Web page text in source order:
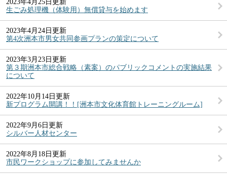
2023年4月25日更新
生ごみ処理機（体験用）無償貸与を始めます
2023年4月24日更新
第4次洲本市男女共同参画プランの策定について
2023年3月23日更新
第３期洲本市総合戦略（素案）のパブリックコメントの実施結果
について
2022年10月14日更新
新プログラム開講！！[洲本市文化体育館トレーニングルーム]
2022年9月6日更新
シルバー人材センター
2022年8月18日更新
市民ワークショップに参加してみませんか